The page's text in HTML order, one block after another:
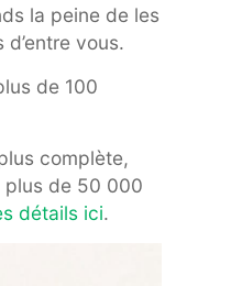
la peine de les
vous.
de 100
complète,
plus de 50 000
détails ici.